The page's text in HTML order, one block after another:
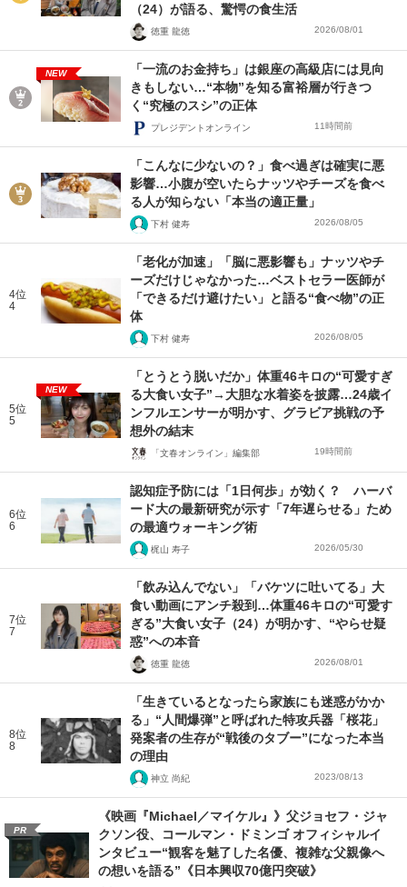
（24）が語る、驚愕の食生活
徳重 龍徳 2026/08/01
NEW
「一流のお金持ち」は銀座の高級店には見向
きもしない…“本物”を知る富裕層が行きつ
く“究極のスシ”の正体
プレジデントオンライン 11時間前
「こんなに少ないの？」食べ過ぎは確実に悪
影響…小腹が空いたらナッツやチーズを食べ
る人が知らない「本当の適正量」
下村 健寿 2026/08/05
4位
4
「老化が加速」「脳に悪影響も」ナッツやチ
ーズだけじゃなかった…ベストセラー医師が
「できるだけ避けたい」と語る“食べ物”の正
体
下村 健寿 2026/08/05
5位
5
NEW
「とうとう脱いだか」体重46キロの“可愛すぎ
る大食い女子”→大胆な水着姿を披露…24歳イ
ンフルエンサーが明かす、グラビア挑戦の予
想外の結末
「文春オンライン」編集部 19時間前
6位
6
認知症予防には「1日何歩」が効く？ ハーバ
ード大の最新研究が示す「7年遅らせる」ため
の最適ウォーキング術
梶山 寿子 2026/05/30
7位
7
「飲み込んでない」「バケツに吐いてる」大
食い動画にアンチ殺到…体重46キロの“可愛す
ぎる”大食い女子（24）が明かす、“やらせ疑
惑”への本音
徳重 龍徳 2026/08/01
8位
8
「生きているとなったら家族にも迷惑がかか
る」“人間爆弾”と呼ばれた特攻兵器「桜花」
発案者の生存が“戦後のタブー”になった本当
の理由
神立 尚紀 2023/08/13
PR
《映画『Michael／マイケル』》父ジョセフ・ジャ
クソン役、コールマン・ドミンゴ オフィシャルイ
ンタビュー“観客を魅了した名優、複雑な父親像へ
の想いを語る”《日本興収70億円突破》